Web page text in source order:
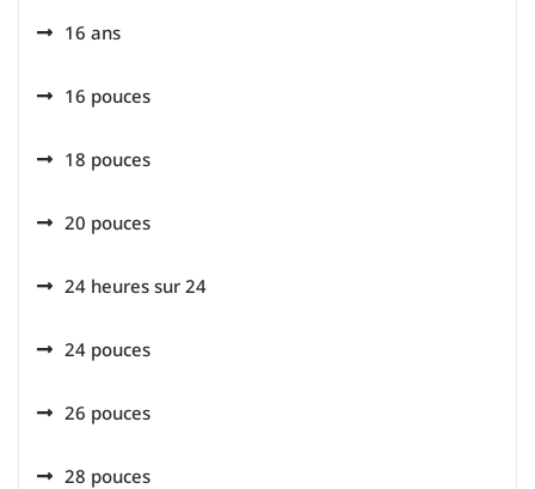
16 ans
16 pouces
18 pouces
20 pouces
24 heures sur 24
24 pouces
26 pouces
28 pouces